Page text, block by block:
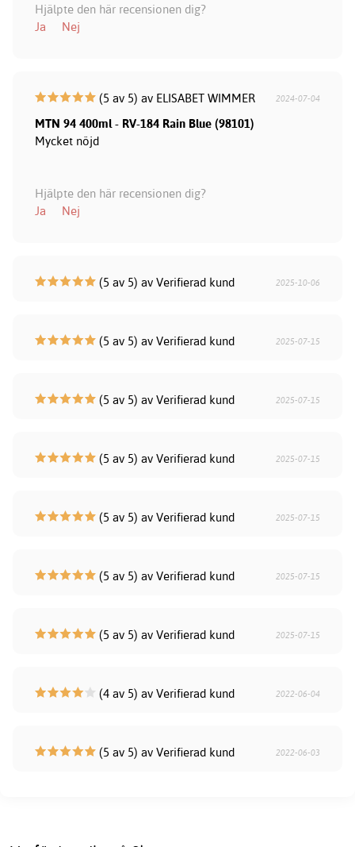
Hjälpte den här recensionen dig?
Ja
Nej
(5 av 5) av ELISABET WIMMER 2024-07-04
MTN 94 400ml - RV-184 Rain Blue (98101)
Mycket nöjd
Hjälpte den här recensionen dig?
Ja
Nej
(5 av 5) av Verifierad kund 2025-10-06
(5 av 5) av Verifierad kund 2025-07-15
(5 av 5) av Verifierad kund 2025-07-15
(5 av 5) av Verifierad kund 2025-07-15
(5 av 5) av Verifierad kund 2025-07-15
(5 av 5) av Verifierad kund 2025-07-15
(5 av 5) av Verifierad kund 2025-07-15
(4 av 5) av Verifierad kund 2022-06-04
(5 av 5) av Verifierad kund 2022-06-03